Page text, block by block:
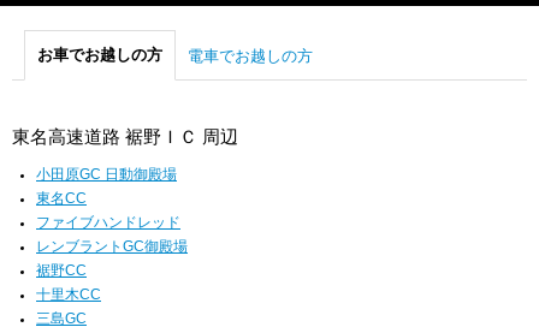
お車でお越しの方 電車でお越しの方
東名高速道路 裾野ＩＣ 周辺
小田原GC 日動御殿場
東名CC
ファイブハンドレッド
レンブラントGC御殿場
裾野CC
十里木CC
三島GC